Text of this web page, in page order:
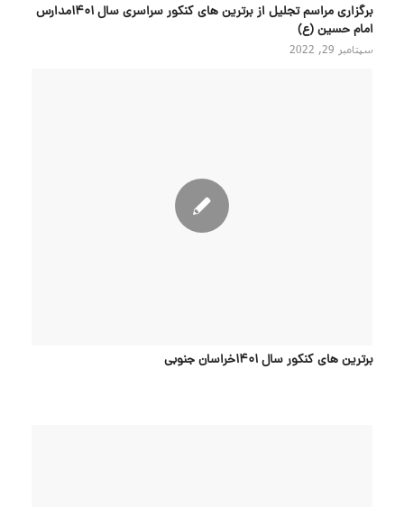
برگزاری مراسم تجلیل از برترین های کنکور سراسری سال ۱۴۰۱مدارس
امام حسین (ع)
سپتامبر 29, 2022
برترین های کنکور سال 1401خراسان جنوبی